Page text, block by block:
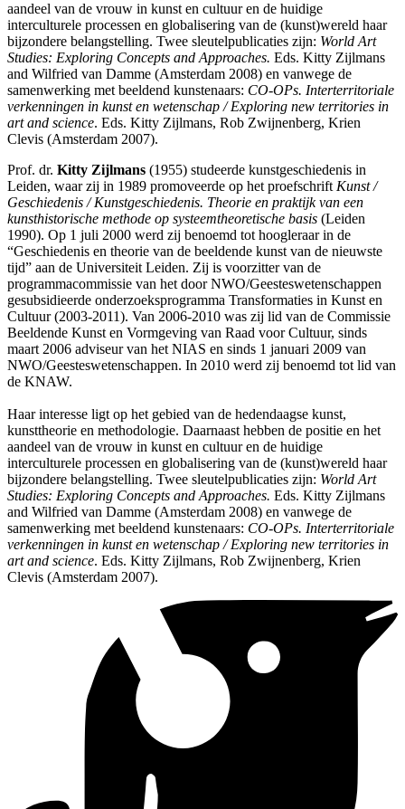
aandeel van de vrouw in kunst en cultuur en de huidige
interculturele processen en globalisering van de (kunst)wereld haar
bijzondere belangstelling. Twee sleutelpublicaties zijn: World Art
Studies: Exploring Concepts and Approaches. Eds. Kitty Zijlmans
and Wilfried van Damme (Amsterdam 2008) en vanwege de
samenwerking met beeldend kunstenaars: CO-OPs. Interterritoriale
verkenningen in kunst en wetenschap / Exploring new territories in
art and science. Eds. Kitty Zijlmans, Rob Zwijnenberg, Krien
Clevis (Amsterdam 2007).
Prof. dr. Kitty Zijlmans (1955) studeerde kunstgeschiedenis in
Leiden, waar zij in 1989 promoveerde op het proefschrift Kunst /
Geschiedenis / Kunstgeschiedenis. Theorie en praktijk van een
kunsthistorische methode op systeemtheoretische basis (Leiden
1990). Op 1 juli 2000 werd zij benoemd tot hoogleraar in de
“Geschiedenis en theorie van de beeldende kunst van de nieuwste
tijd” aan de Universiteit Leiden. Zij is voorzitter van de
programmacommissie van het door NWO/Geesteswetenschappen
gesubsidieerde onderzoeksprogramma Transformaties in Kunst en
Cultuur (2003-2011). Van 2006-2010 was zij lid van de Commissie
Beeldende Kunst en Vormgeving van Raad voor Cultuur, sinds
maart 2006 adviseur van het NIAS en sinds 1 januari 2009 van
NWO/Geesteswetenschappen. In 2010 werd zij benoemd tot lid van
de KNAW.
Haar interesse ligt op het gebied van de hedendaagse kunst,
kunsttheorie en methodologie. Daarnaast hebben de positie en het
aandeel van de vrouw in kunst en cultuur en de huidige
interculturele processen en globalisering van de (kunst)wereld haar
bijzondere belangstelling. Twee sleutelpublicaties zijn: World Art
Studies: Exploring Concepts and Approaches. Eds. Kitty Zijlmans
and Wilfried van Damme (Amsterdam 2008) en vanwege de
samenwerking met beeldend kunstenaars: CO-OPs. Interterritoriale
verkenningen in kunst en wetenschap / Exploring new territories in
art and science. Eds. Kitty Zijlmans, Rob Zwijnenberg, Krien
Clevis (Amsterdam 2007).